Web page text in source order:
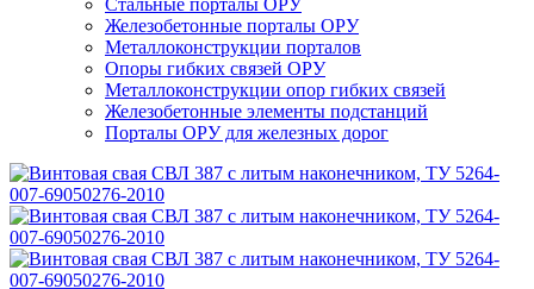
Железобетонные порталы ОРУ
Металлоконструкции порталов
Опоры гибких связей ОРУ
Металлоконструкции опор гибких связей
Железобетонные элементы подстанций
Порталы ОРУ для железных дорог